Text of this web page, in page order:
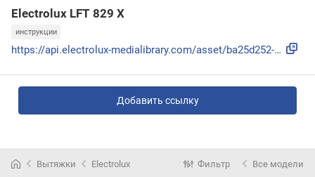
Electrolux LFT 829 X
инструкции
https://api.electrolux-medialibrary.com/asset/ba25d252-f449...
Добавить ссылку
Вытяжки Electrolux Фильтр Все модели